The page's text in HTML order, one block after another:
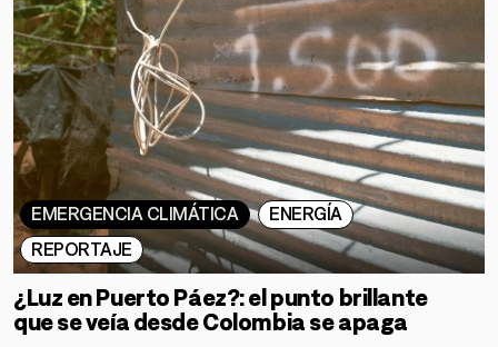
EMERGENCIA CLIMÁTICA
ENERGÍA
REPORTAJE
¿Luz en Puerto Páez?: el punto brillante
que se veía desde Colombia se apaga